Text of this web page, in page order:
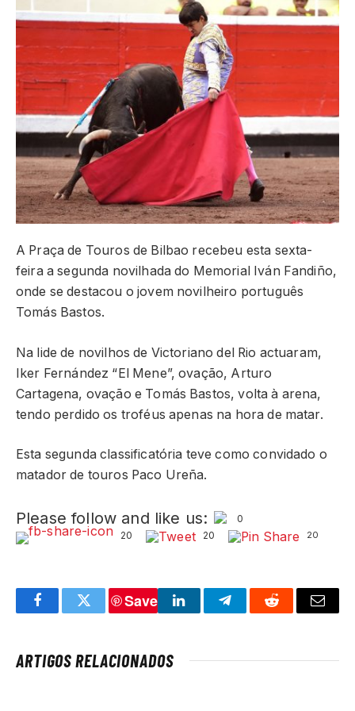
A Praça de Touros de Bilbao recebeu esta sexta-
feira a segunda novilhada do Memorial Iván Fandiño,
onde se destacou o jovem novilheiro português
Tomás Bastos.
Na lide de novilhos de Victoriano del Rio actuaram,
Iker Fernández “El Mene”, ovação, Arturo
Cartagena, ovação e Tomás Bastos, volta à arena,
tendo perdido os troféus apenas na hora de matar.
Esta segunda classificatória teve como convidado o
matador de touros Paco Ureña.
Please follow and like us:
0
20
20 20
FacebookTwitter
Save
LinkedInTelegramReddit Email
ARTIGOS RELACIONADOS